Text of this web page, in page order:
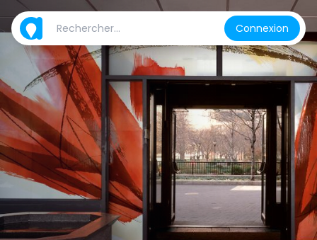
Connexion